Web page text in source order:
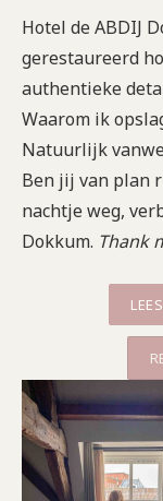
Hotel de ABDIJ
gerestaureerd
authentieke
Waarom ik
Natuurlijk
Ben jij van plan
nachtje weg,
Dokkum. Thank